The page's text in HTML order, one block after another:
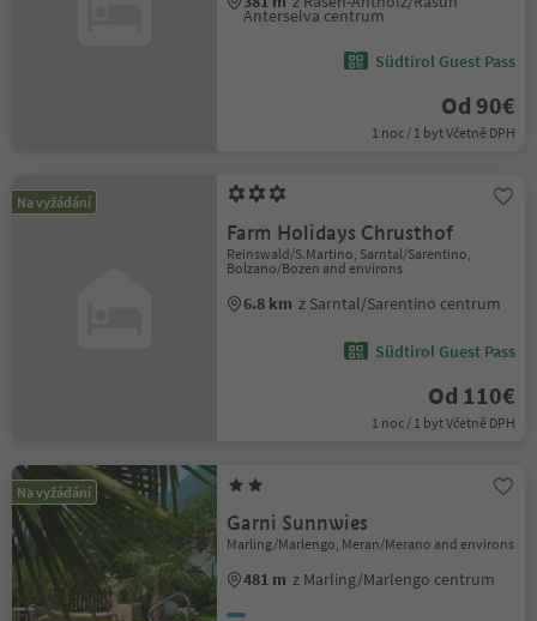
Anterselva centrum
Südtirol Guest Pass
Od 90€
1 noc / 1 byt Včetně DPH
Na vyžádání
Farm Holidays Chrusthof
Reinswald/S.Martino, Sarntal/Sarentino,
Bolzano/Bozen and environs
6.8 km z Sarntal/Sarentino centrum
Südtirol Guest Pass
Od 110€
1 noc / 1 byt Včetně DPH
Na vyžádání
Garni Sunnwies
Marling/Marlengo, Meran/Merano and environs
481 m z Marling/Marlengo centrum